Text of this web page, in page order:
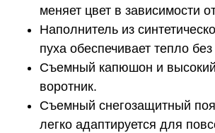
меняет цвет в зависимости
Наполнитель из
пуха обеспечивает тепло
Съемный капюшон и
воротник.
Съемный снегозащитный
легко адаптируется для